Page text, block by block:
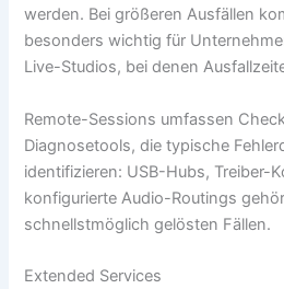
werden. Bei größeren Ausfällen
besonders wichtig für
Live-Studios, bei denen
Remote-Sessions umfassen
Diagnosetools, die typische
identifizieren: USB-Hubs, Treiber-
konfigurierte Audio-Routings
schnellstmöglich gelösten Fällen.
Extended Services